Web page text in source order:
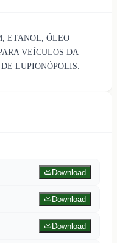
ETANOL, ÓLEO
VEÍCULOS DA
LUPIONÓPOLIS.
Download
Download
Download